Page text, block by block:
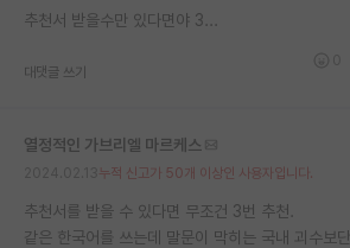
추천서 받을수만 있다면야 3...
대댓글 쓰기
열정적인 가브리엘 마르케스
누적 신고가 50개 이상인 사용자입니다.
추천서를 받을 수 있다면 무조건 3번 추천.
같은 한국어를 쓰는데 말문이 막히는 국내 괴수보단